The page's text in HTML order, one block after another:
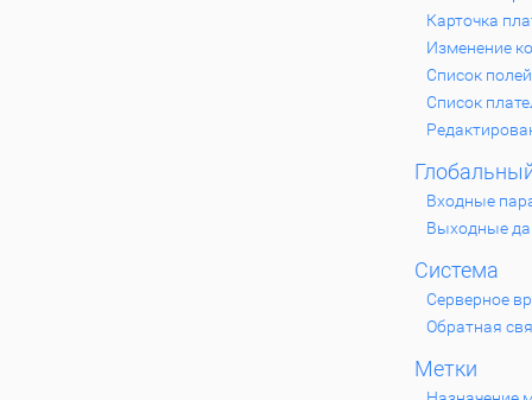
Карточка
Изменение
Список
Список
Входные
Выходные
Система
Серверное
Обратная
Метки